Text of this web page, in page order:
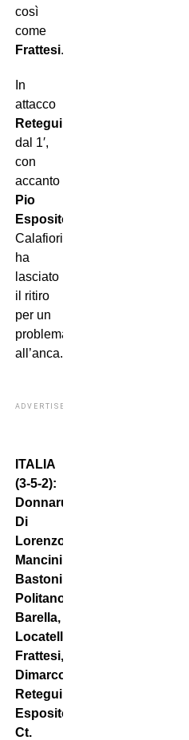
così
come
Frattesi.
In
attacco
Retegui
dal 1′,
con
accanto
Pio
Esposito
Calafiori
ha
lasciato
il ritiro
per un
problema
all’anca.
ADVERTISEMENT
ITALIA
(3-5-2):
Donnarumma;
Di
Lorenzo,
Mancini,
Bastoni;
Politano,
Barella,
Locatelli,
Frattesi,
Dimarco;
Retegui,
Esposito.
Ct.